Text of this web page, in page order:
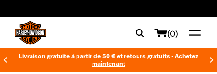
(0)
Livraison gratuite à partir de 50 € et retours gratuits - Achetez
maintenant